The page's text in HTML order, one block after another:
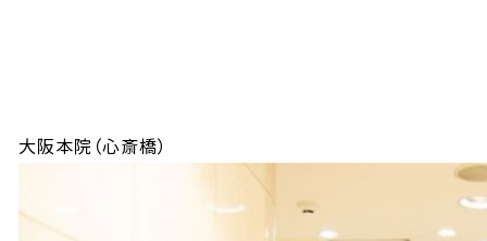
大阪本院（心斎橋）